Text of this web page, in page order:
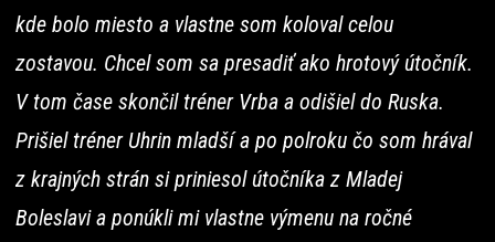
kde bolo miesto a vlastne som koloval celou
zostavou. Chcel som sa presadiť ako hrotový útočník.
V tom čase skončil tréner Vrba a odišiel do Ruska.
Prišiel tréner Uhrin mladší a po polroku čo som hrával
z krajných strán si priniesol útočníka z Mladej
Boleslavi a ponúkli mi vlastne výmenu na ročné